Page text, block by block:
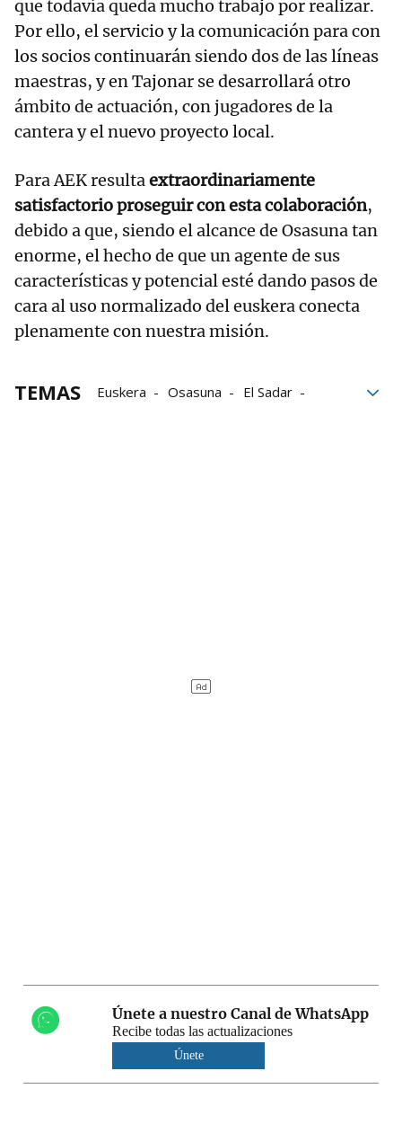
que todavía queda mucho trabajo por realizar.
Por ello, el servicio y la comunicación para con
los socios continuarán siendo dos de las líneas
maestras, y en Tajonar se desarrollará otro
ámbito de actuación, con jugadores de la
cantera y el nuevo proyecto local.
Para AEK resultaextraordinariamente
satisfactorio proseguir con esta colaboración,
debido a que, siendo el alcance de Osasuna tan
enorme, el hecho de que un agente de sus
características y potencial esté dando pasos de
cara al uso normalizado del euskera conecta
plenamente con nuestra misión.
TEMAS Euskera Osasuna
El Sadar
Únete a nuestro Canal de WhatsApp
Recibe todas las actualizaciones
Únete